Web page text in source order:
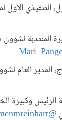
التنفيذي الأول
المنتدبة
المدير العام
الرئيس وكبيرة
@carmenmreinhart